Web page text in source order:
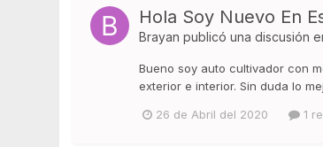
Hola Soy Nuevo En
Brayan publicó una discusión
Bueno soy auto cultivador con
exterior e interior. Sin duda lo
26 de Abril del 2020
1